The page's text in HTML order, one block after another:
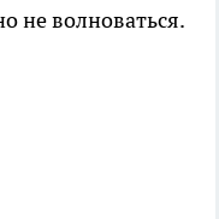
не волноваться.